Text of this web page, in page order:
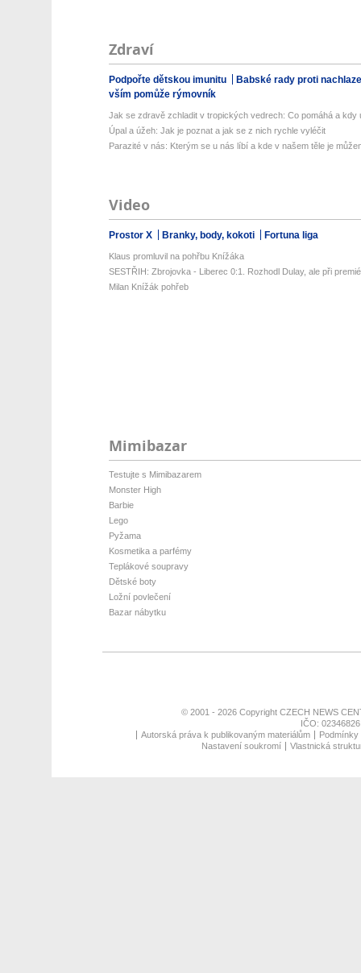
Zdraví
Podpořte dětskou imunitu
Babské rady proti
vším pomůže rýmovník
Jak se zdravě zchladit v tropických vedrech: Co pomáhá a kdy
Úpal a úžeh: Jak je poznat a jak se z nich rychle vyléčit
Parazité v nás: Kterým se u nás líbí a kde v našem těle je
Video
Prostor X Branky, body, kokoti Fortuna liga
Klaus promluvil na pohřbu Knížáka
SESTŘIH: Zbrojovka - Liberec 0:1. Rozhodl Dulay, ale při
Milan Knížák pohřeb
Mimibazar
Testujte s Mimibazarem
Monster High
Barbie
Lego
Pyžama
Kosmetika a parfémy
Teplákové soupravy
Dětské boty
Ložní povlečení
Bazar nábytku
© 2001 - 2026 Copyright CZECH NEWS
IČO:
Autorská práva k publikovaným materiálům
Nastavení soukromí
Vlastnická